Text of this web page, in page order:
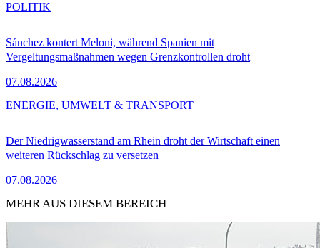
Sánchez kontert Meloni, während Spanien mit
Vergeltungsmaßnahmen wegen Grenzkontrollen droht
07.08.2026
POLITIK
Der Niedrigwasserstand am Rhein droht der Wirtschaft einen
weiteren Rückschlag zu versetzen
07.08.2026
ENERGIE, UMWELT & TRANSPORT
MEHR AUS DIESEM BEREICH